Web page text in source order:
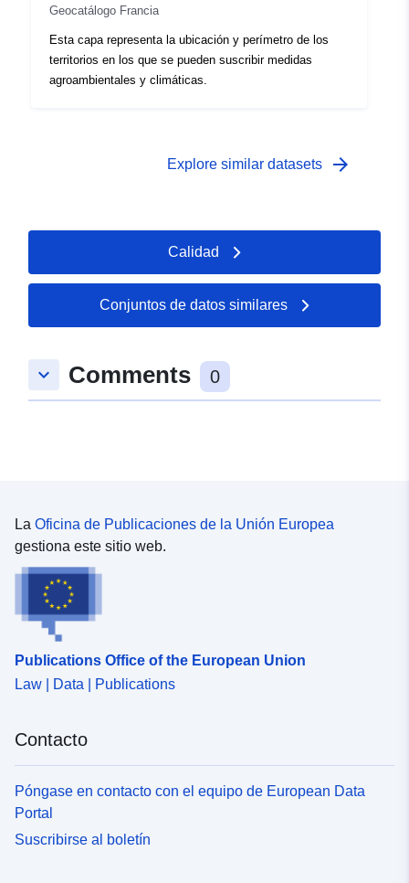
Geocatálogo Francia
Esta capa representa la ubicación y perímetro de los
territorios en los que se pueden suscribir medidas
agroambientales y climáticas.
Explore similar datasets arrow_forward
Calidad
Conjuntos de datos similares
keyboard_arrow_down Comments 0
La Oficina de Publicaciones de la Unión Europea
gestiona este sitio web.
Publications Office of the European Union
Law | Data | Publications
Contacto
Póngase en contacto con el equipo de European Data
Portal
Suscribirse al boletín